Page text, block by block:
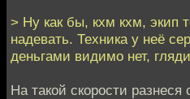
> Ну как бы, кхм кхм, экип
надевать. Техника у неё
деньгами видимо нет,
На такой скорости разнеся